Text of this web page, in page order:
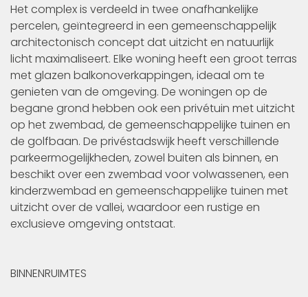
Het complex is verdeeld in twee onafhankelijke
percelen, geïntegreerd in een gemeenschappelijk
architectonisch concept dat uitzicht en natuurlijk
licht maximaliseert. Elke woning heeft een groot terras
met glazen balkonoverkappingen, ideaal om te
genieten van de omgeving. De woningen op de
begane grond hebben ook een privétuin met uitzicht
op het zwembad, de gemeenschappelijke tuinen en
de golfbaan. De privéstadswijk heeft verschillende
parkeermogelijkheden, zowel buiten als binnen, en
beschikt over een zwembad voor volwassenen, een
kinderzwembad en gemeenschappelijke tuinen met
uitzicht over de vallei, waardoor een rustige en
exclusieve omgeving ontstaat.
BINNENRUIMTES